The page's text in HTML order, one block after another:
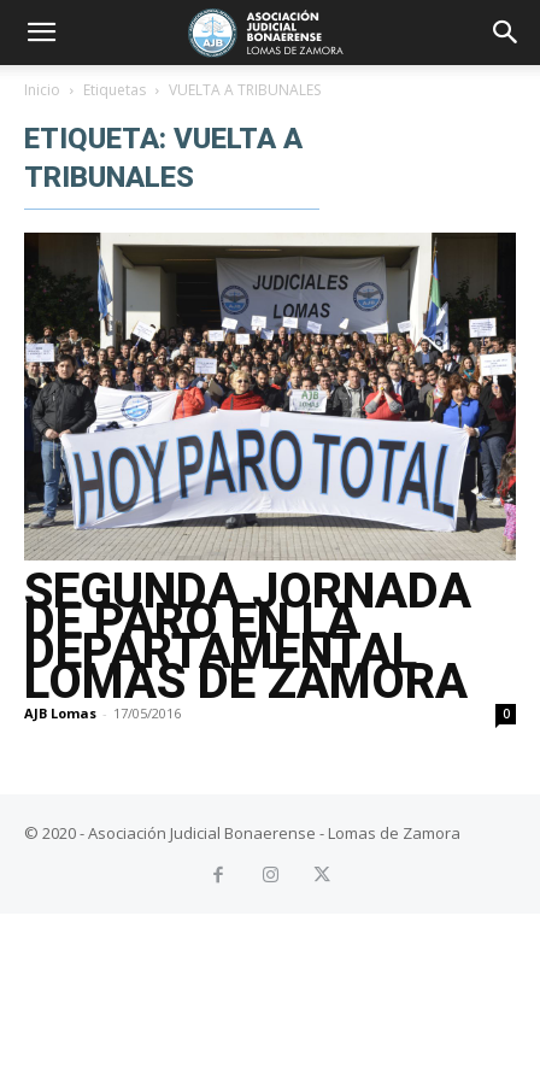
Inicio Etiquetas VUELTA A TRIBUNALES
ETIQUETA: VUELTA A
TRIBUNALES
SEGUNDA JORNADA
DE PARO EN LA
DEPARTAMENTAL
LOMAS DE ZAMORA
AJB Lomas - 17/05/2016 0
© 2020 - Asociación Judicial Bonaerense - Lomas de Zamora